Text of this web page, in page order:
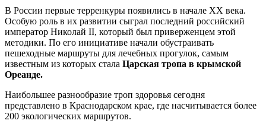
В России первые терренкуры появились в начале XX века.
Особую роль в их развитии сыграл последний российский
император Николай II, который был приверженцем этой
методики. По его инициативе начали обустраивать
пешеходные маршруты для лечебных прогулок, самым
известным из которых стала Царская тропа в крымской
Ореанде.
Наибольшее разнообразие троп здоровья сегодня
представлено в Краснодарском крае, где насчитывается более
200 экологических маршрутов.